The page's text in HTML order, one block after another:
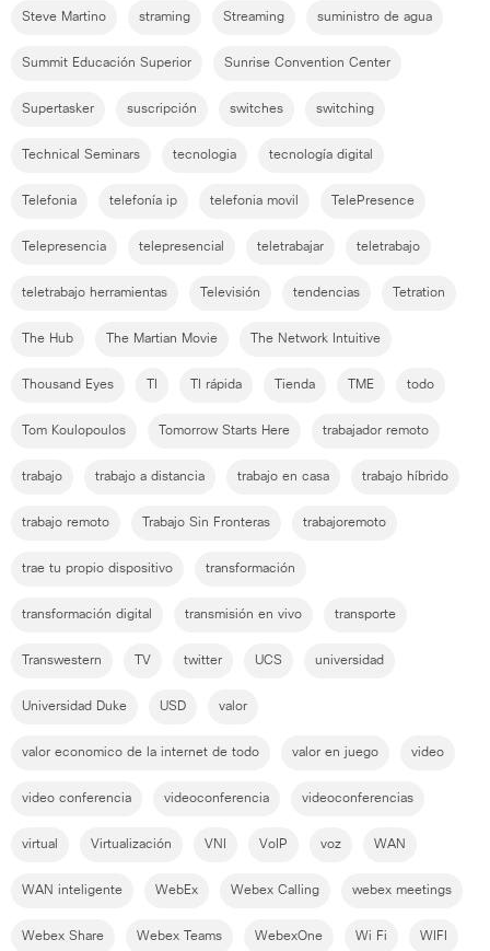
Steve Martino straming Streaming suministro de agua
Summit Educación Superior Sunrise Convention Center
Supertasker suscripción switches switching
Technical Seminars tecnologia tecnología digital
Telefonia telefonía ip telefonia movil TelePresence
Telepresencia telepresencial teletrabajar teletrabajo
teletrabajo herramientas Televisión tendencias Tetration
The Hub The Martian Movie The Network Intuitive
Thousand Eyes TI rápida Tienda TME todo
Tom Koulopoulos Tomorrow Starts Here trabajador remoto
trabajo trabajo a distancia trabajo en casa trabajo híbrido
trabajo remoto Trabajo Sin Fronteras trabajoremoto
trae tu propio dispositivo transformación
transformación digital transmisión en vivo transporte
Transwestern TV twitter UCS universidad
Universidad Duke USD valor
valor economico de la internet de todo valor en juego video
video conferencia videoconferencia videoconferencias
virtual Virtualización VNI VoIP voz WAN
WAN inteligente WebEx Webex Calling webex meetings
Webex Share Webex Teams WebexOne Wi Fi WIFI